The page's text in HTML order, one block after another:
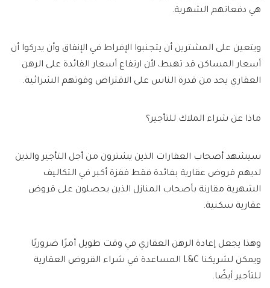
هي دفعاتهم الشهرية.
ويتعين على المشترين أن يتجنبوا الإفراط في الإنفاق وأن يدركوا أن
أسعار المساكن قد تهبط، لأن ارتفاع أسعار الفائدة على الرهن
العقاري يحد من قدرة الناس على الاقتراض وقوتهم الشرائية.
ماذا عن شراء الملاك للتأجير؟
سيشهد أصحاب العقارات الذين يشترون من أجل التأجير والذين
لديهم قروض عقارية بفائدة فقط قفزة أكبر في التكاليف
الشهرية مقارنة بأصحاب المنازل الذين يحصلون على قروض
عقارية سكنية.
وهذا يجعل إعادة الرهن العقاري في وقت طويل أمرًا ضروريًا
ويمكن لشريكنا L&C المساعدة في شراء القروض العقارية
للتأجير أيضًا.